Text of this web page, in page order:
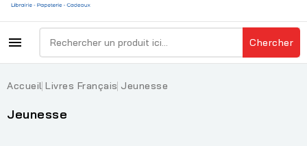
 Chercher
Accueil Livres Français Jeunesse
Jeunesse